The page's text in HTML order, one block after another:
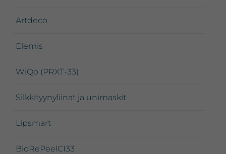
Artdeco
Elemis
WiQo (PRXT-33)
Silkkityynyliinat ja unimaskit
Lipsmart
BioRePeelCI33